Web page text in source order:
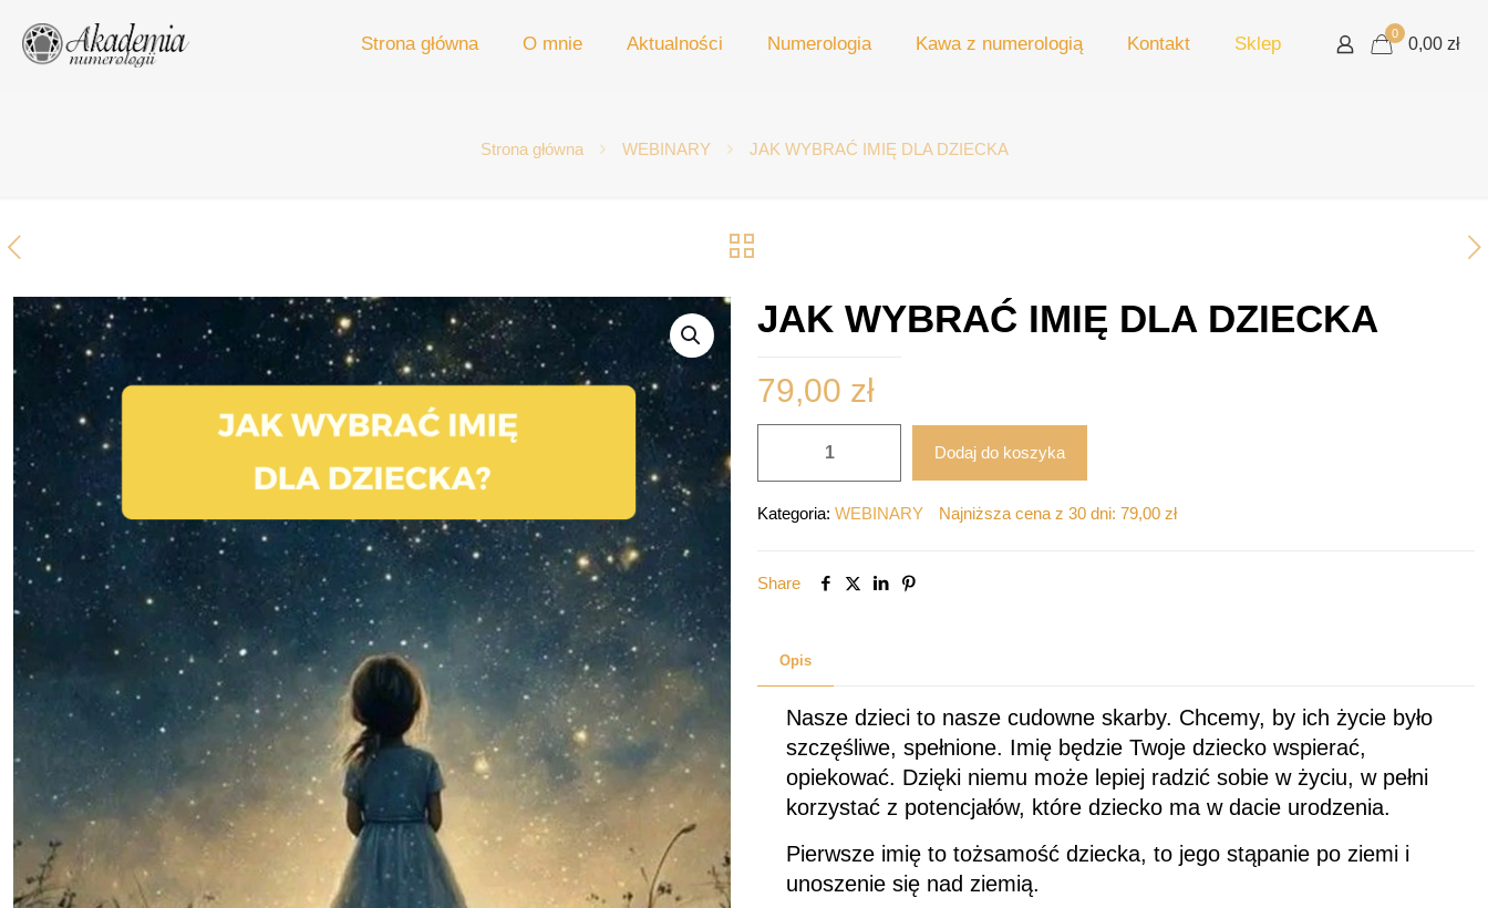
Strona główna O mnie Aktualności Numerologia Kawa z numerologią Kontakt Sklep 0
0,00 zł
Strona główna WEBINARY JAK WYBRAĆ IMIĘ DLA DZIECKA
JAK WYBRAĆ IMIĘ DLA DZIECKA
79,00 zł
DZIECKA
Dodaj do koszyka
Kategoria: WEBINARY Najniższa cena z 30 dni: 79,00 zł
Share
Opis
Nasze dzieci to nasze cudowne skarby. Chcemy, by ich życie było
szczęśliwe, spełnione. Imię będzie Twoje dziecko wspierać,
opiekować. Dzięki niemu może lepiej radzić sobie w życiu, w pełni
korzystać z potencjałów, które dziecko ma w dacie urodzenia.
Pierwsze imię to tożsamość dziecka, to jego stąpanie po ziemi i
unoszenie się nad ziemią.